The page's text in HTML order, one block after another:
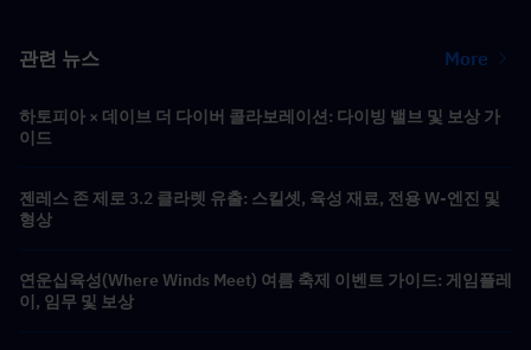
관련 뉴스 More
하토피아 × 데이브 더 다이버 콜라보레이션: 다이빙 밸브 및 보상 가
이드
젠레스 존 제로 3.2 클라렛 유출: 스킬셋, 육성 재료, 전용 W-엔진 및
형상
연운십육성(Where Winds Meet) 여름 축제 이벤트 가이드: 게임플레
이, 임무 및 보상